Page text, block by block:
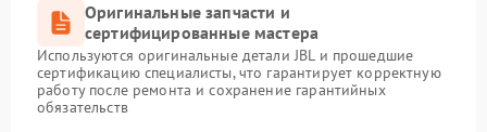
Оригинальные запчасти и
сертифицированные мастера
Используются оригинальные детали JBL и прошедшие
сертификацию специалисты, что гарантирует корректную
работу после ремонта и сохранение гарантийных
обязательств